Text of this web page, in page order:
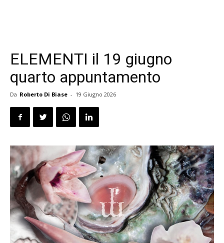
ELEMENTI il 19 giugno
quarto appuntamento
Da Roberto Di Biase - 19 Giugno 2026